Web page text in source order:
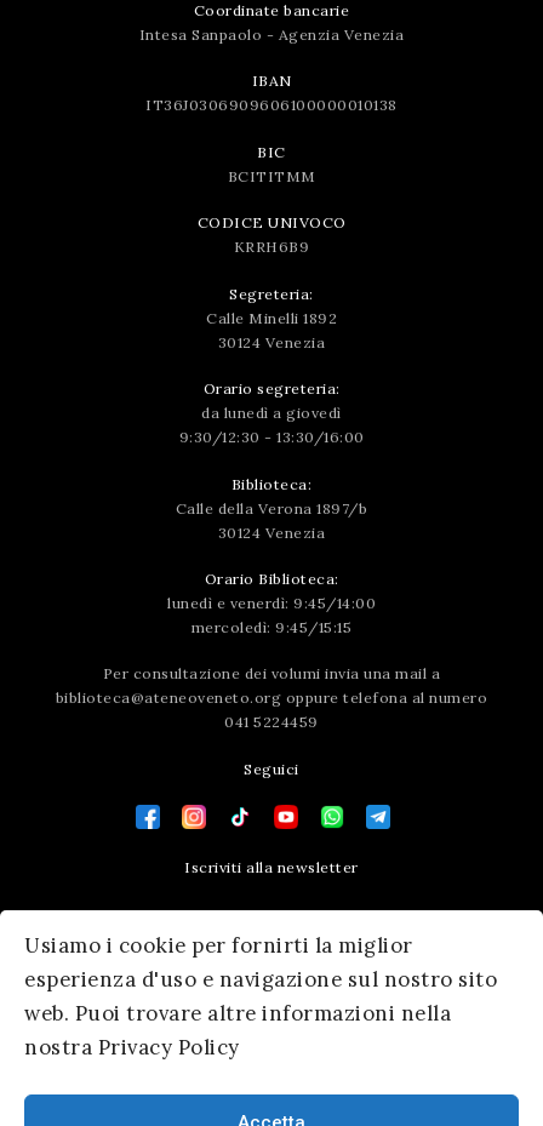
Usiamo i cookie per fornirti la miglior
esperienza d'uso e navigazione sul nostro sito
web. Puoi trovare altre informazioni nella
nostra Privacy Policy
Coordinate bancarie
Intesa Sanpaolo - Agenzia Venezia
IBAN
IT36J0306909606100000010138
BIC
BCITITMM
CODICE UNIVOCO
KRRH6B9
Segreteria:
Calle Minelli 1892
30124 Venezia
Orario segreteria:
da lunedì a giovedì
9:30/12:30 - 13:30/16:00
Biblioteca:
Calle della Verona 1897/b
30124 Venezia
Orario Biblioteca:
lunedì e venerdì: 9:45/14:00
mercoledì: 9:45/15:15
Per consultazione dei volumi invia una mail a
biblioteca@ateneoveneto.org oppure telefona al numero
041 5224459
Seguici
Iscriviti alla newsletter
Contatti